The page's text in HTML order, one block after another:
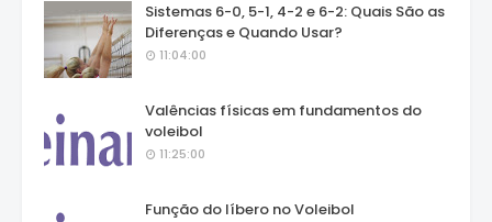
Sistemas 6-0, 5-1, 4-2 e 6-2: Quais São as
Diferenças e Quando Usar?
11:04:00
Valências físicas em fundamentos do
voleibol
11:25:00
Função do líbero no Voleibol